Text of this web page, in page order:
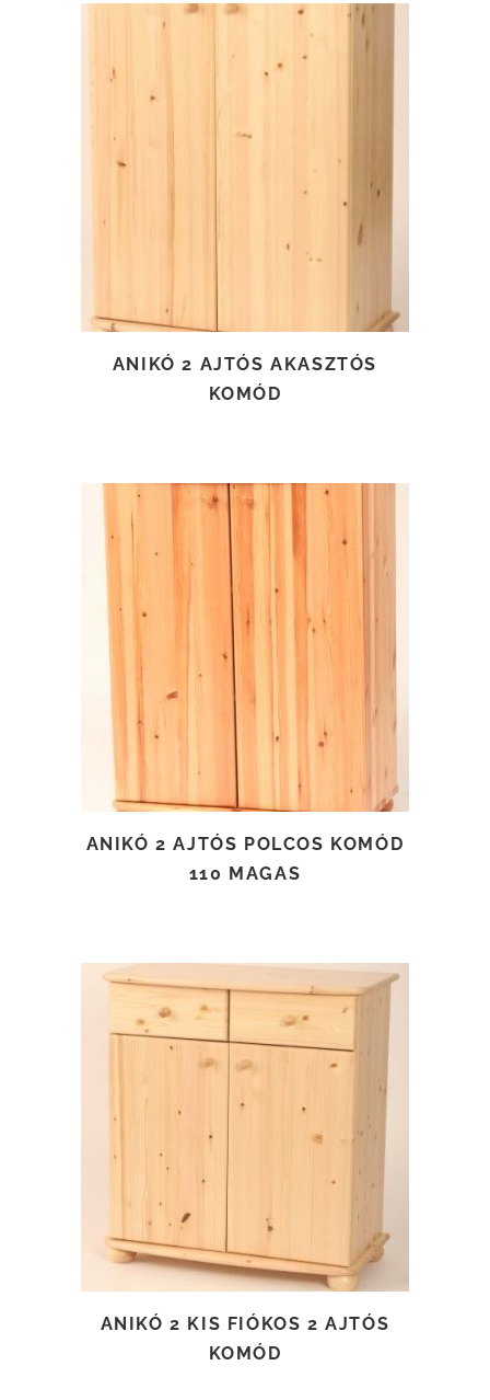
ANIKÓ 2 AJTÓS AKASZTÓS
KOMÓD
TOVÁBB OLVASOM
ANIKÓ 2 AJTÓS POLCOS KOMÓD
110 MAGAS
ANIKÓ 2 KIS FIÓKOS 2 AJTÓS
KOMÓD